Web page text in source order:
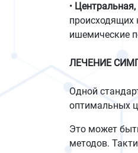
• Центральная,
происходящих
ишемические
ЛЕЧЕНИЕ
Одной
оптимальных
Это может
методов.